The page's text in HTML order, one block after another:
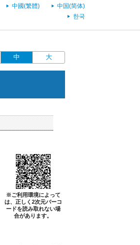
中國(繁體)
中国(简体)
한국
中 大
※ご利用環境によって
は、正しく2次元バーコ
ードを読み取れない場
合があります。